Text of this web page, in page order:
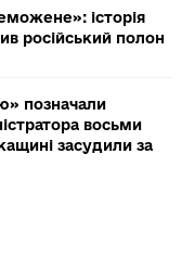
історія
російський полон
позначали
восьми
засудили за